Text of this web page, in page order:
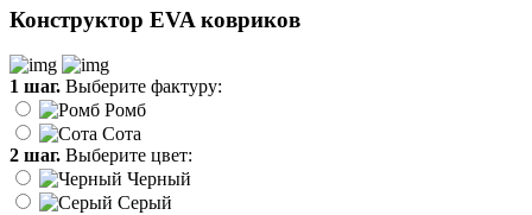
Конструктор EVA ковриков
1 шаг. Выберите фактуру:
Ромб
Сота
2 шаг. Выберите цвет:
Черный
Серый